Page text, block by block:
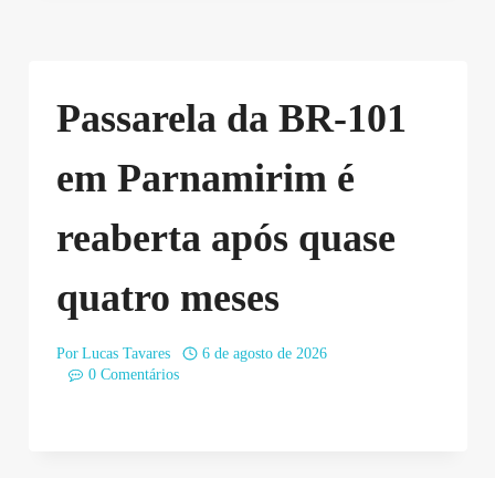
Passarela da BR-101
em Parnamirim é
reaberta após quase
quatro meses
Por Lucas Tavares
6 de agosto de 2026
0 Comentários